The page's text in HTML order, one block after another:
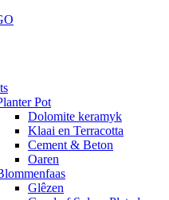
Pot
Dolomite keramyk
Klaai en Terracotta
Cement & Beton
Oaren
Glêzen